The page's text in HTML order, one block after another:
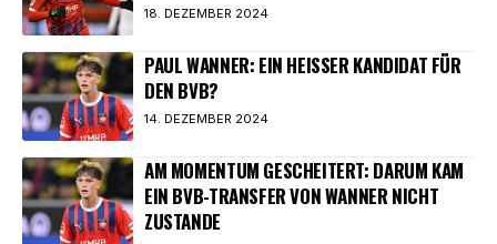
18. DEZEMBER 2024
PAUL WANNER: EIN HEISSER KANDIDAT FÜR D
EN BVB?
14. DEZEMBER 2024
AM MOMENTUM GESCHEITERT: DARUM KAM
EIN BVB-TRANSFER VON WANNER NICHT
ZUSTANDE